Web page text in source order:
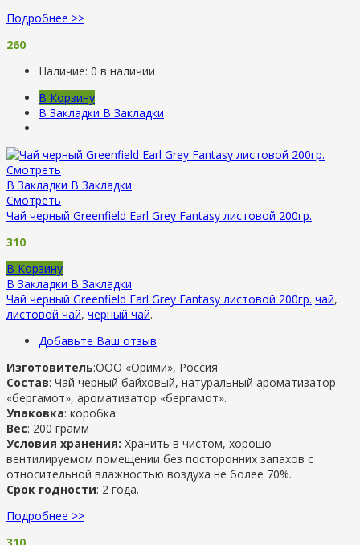
Подробнее >>
260
Наличие: 0 в наличии
В Корзину
В Закладки В Закладки
Смотреть
В Закладки В Закладки
Смотреть
Чай черный Greenfield Earl Grey Fantasy листовой 200гр.
310
В Корзину
В Закладки В Закладки
Чай черный Greenfield Earl Grey Fantasy листовой 200гр. чай,
листовой чай, черный чай.
Добавьте Ваш отзыв
Изготовитель:ООО «Орими», Россия
Состав: Чай черный байховый, натуральный ароматизатор
«бергамот», ароматизатор «бергамот».
Упаковка: коробка
Вес: 200 грамм
Условия хранения: Хранить в чистом, хорошо
вентилируемом помещении без посторонних запахов с
относительной влажностью воздуха не более 70%.
Срок годности: 2 года.
Подробнее >>